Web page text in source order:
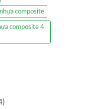
composite
composite 4